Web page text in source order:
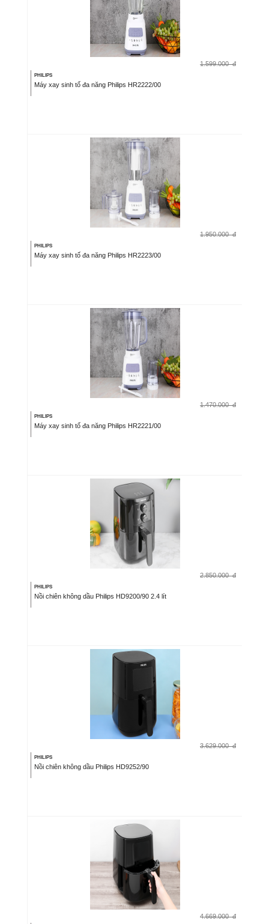
1.599.000 đ
PHILIPS
Máy xay sinh tố đa năng Philips HR2222/00
1.950.000 đ
PHILIPS
Máy xay sinh tố đa năng Philips HR2223/00
1.470.000 đ
PHILIPS
Máy xay sinh tố đa năng Philips HR2221/00
2.850.000 đ
PHILIPS
Nồi chiên không dầu Philips HD9200/90 2.4 lít
3.629.000 đ
PHILIPS
Nồi chiên không dầu Philips HD9252/90
4.669.000 đ